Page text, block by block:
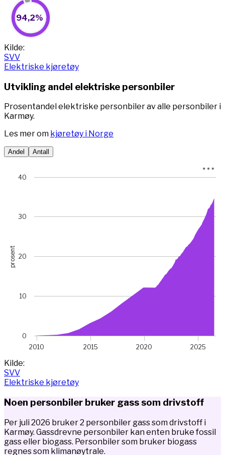
94,2%
Pie chart with 2 slices.
View as data table, 94,2%
94,2%
End of interactive chart.
Kilde:
SVV
Elektriske kjøretøy
Utvikling andel elektriske personbiler
Prosentandel elektriske personbiler av alle personbiler i
Karmøy.
Les mer om kjøretøy i Norge
Andel Antall
The chart has 1 X axis displaying Time. Data ranges from
The chart has 1 Y axis displaying prosent. Data ranges
prosent
2010 2015 2020 2025
0
10
20
30
40
End of interactive chart.
Kilde:
SVV
Elektriske kjøretøy
Noen personbiler bruker gass som drivstoff
Per juli 2026 bruker 2 personbiler gass som drivstoff i
Karmøy. Gassdrevne personbiler kan enten bruke fossil
gass eller biogass. Personbiler som bruker biogass
regnes som klimanøytrale.